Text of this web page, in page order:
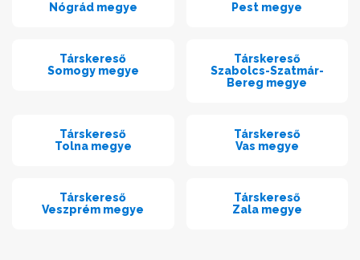
Nógrád megye
Pest megye
Társkereső
Somogy megye
Társkereső
Szabolcs-Szatmár-
Bereg megye
Társkereső
Tolna megye
Társkereső
Vas megye
Társkereső
Veszprém megye
Társkereső
Zala megye